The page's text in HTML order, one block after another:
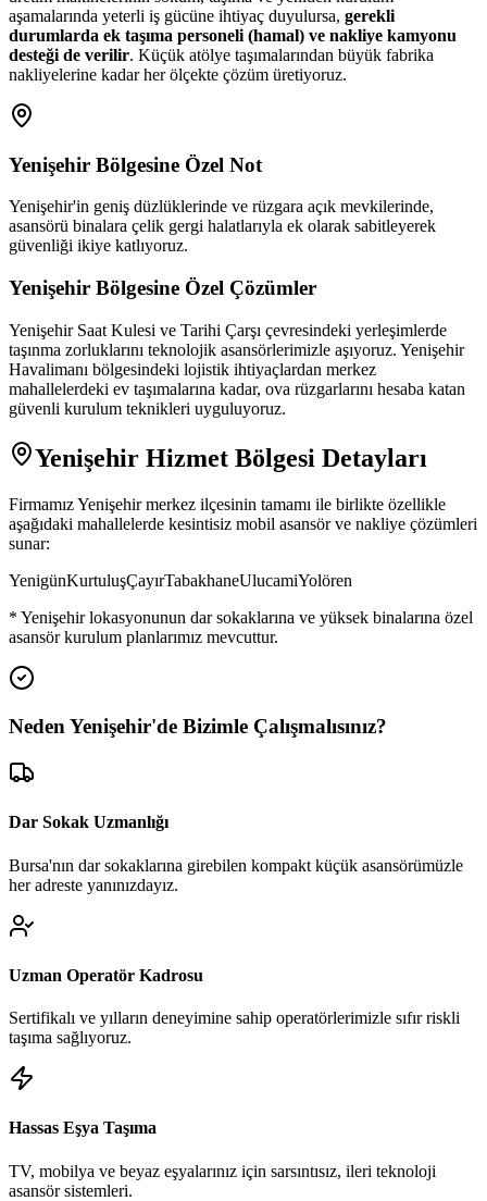
aşamalarında yeterli iş gücüne ihtiyaç duyulursa, gerekli
durumlarda ek taşıma personeli (hamal) ve nakliye kamyonu
desteği de verilir. Küçük atölye taşımalarından büyük fabrika
nakliyelerine kadar her ölçekte çözüm üretiyoruz.
Yenişehir Bölgesine Özel Not
Yenişehir'in geniş düzlüklerinde ve rüzgara açık mevkilerinde,
asansörü binalara çelik gergi halatlarıyla ek olarak sabitleyerek
güvenliği ikiye katlıyoruz.
Yenişehir Bölgesine Özel Çözümler
Yenişehir Saat Kulesi ve Tarihi Çarşı çevresindeki yerleşimlerde
taşınma zorluklarını teknolojik asansörlerimizle aşıyoruz. Yenişehir
Havalimanı bölgesindeki lojistik ihtiyaçlardan merkez
mahallelerdeki ev taşımalarına kadar, ova rüzgarlarını hesaba katan
güvenli kurulum teknikleri uyguluyoruz.
Yenişehir Hizmet Bölgesi Detayları
FirmamızYenişehir merkez ilçesinin tamamı ile birlikte özellikle
aşağıdaki mahallelerde kesintisiz mobil asansör ve nakliye çözümleri
sunar:
YenigünKurtuluşÇayırTabakhaneUlucamiYolören
* Yenişehir lokasyonunun dar sokaklarına ve yüksek binalarına özel
asansör kurulum planlarımız mevcuttur.
NedenYenişehir'de Bizimle Çalışmalısınız?
Dar Sokak Uzmanlığı
Bursa'nın dar sokaklarına girebilen kompakt küçük asansörümüzle
her adreste yanınızdayız.
Uzman Operatör Kadrosu
Sertifikalı ve yılların deneyimine sahip operatörlerimizle sıfır riskli
taşıma sağlıyoruz.
Hassas Eşya Taşıma
TV, mobilya ve beyaz eşyalarınız için sarsıntısız, ileri teknoloji
asansör sistemleri.